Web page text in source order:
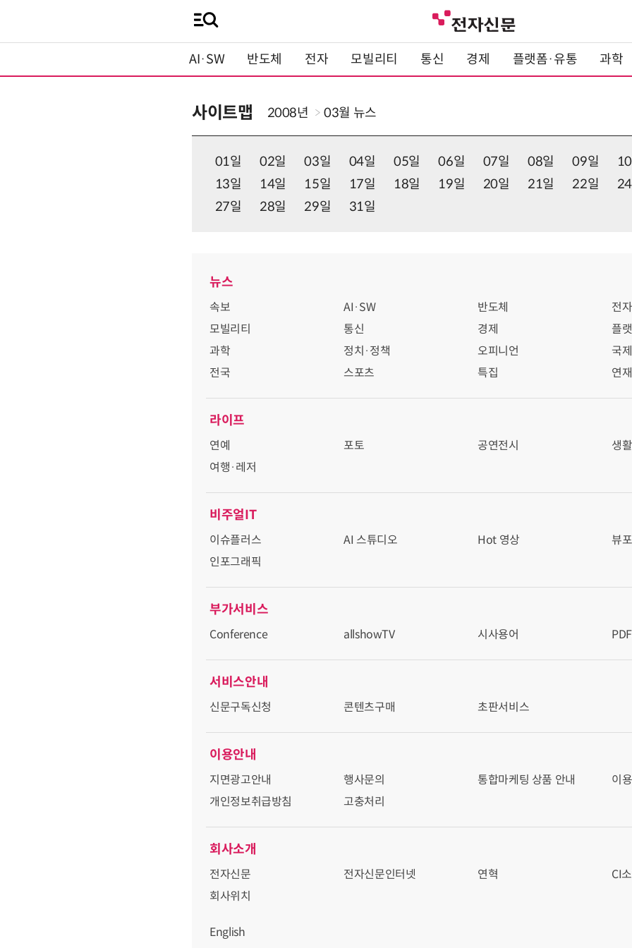
AI·SW 반도체 전자 모빌리티 통신 경제 플랫폼·유통 과학
사이트맵 2008년 03월 뉴스
01일 02일 03일 04일 05일 06일 07일 08일 09일
13일
14일 15일 17일 18일 19일 20일 21일 22일
27일
28일 29일 31일
뉴스
속보 AI·SW 반도체
전자
모빌리티
통신 경제
플
과학
정치·정책 오피니언
국제
전국
스포츠 특집 연재
라이프
연예 포토 공연전시
생
여행·레저
비주얼IT
이슈플러스 AI 스튜디오 Hot 영상
뷰
인포그래픽
부가서비스
Conference allshowTV 시사용어
서비스안내
신문구독신청 콘텐츠구매 초판서비스
이용안내
지면광고안내 행사문의 통합마케팅 상품 안내
이
개인정보취급방침
고충처리
회사소개
전자신문 전자신문인터넷 연혁
CI
회사위치
English